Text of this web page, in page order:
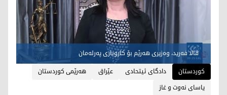
ڤالا فه‌رید، وه‌زیری هه‌رێم بۆ كاروباری په‌رله‌مان
کوردستان
دادگای ئیتحادی عێراق
هه‌رێمی كوردستان
یاسای نه‌وت و غاز